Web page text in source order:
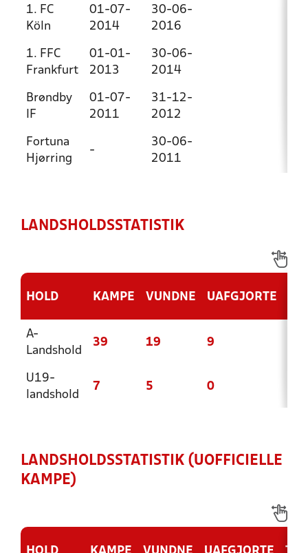
1. FC
Köln
01-07-
2014
30-06-
2016
1. FFC
Frankfurt
01-01-
2013
30-06-
2014
Brøndby
IF
01-07-
2011
31-12-
2012
Fortuna
Hjørring
-
30-06-
2011
LANDSHOLDSSTATISTIK
HOLD KAMPE VUNDNE UAFGJORTE
A-
Landshold
39 19 9
U19-
landshold
7 5 0
LANDSHOLDSSTATISTIK (UOFFICIELLE
KAMPE)